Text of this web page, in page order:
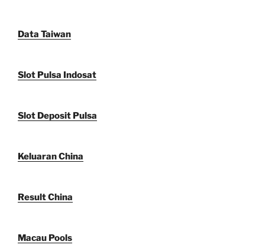
Data Taiwan
Slot Pulsa Indosat
Slot Deposit Pulsa
Keluaran China
Result China
Macau Pools